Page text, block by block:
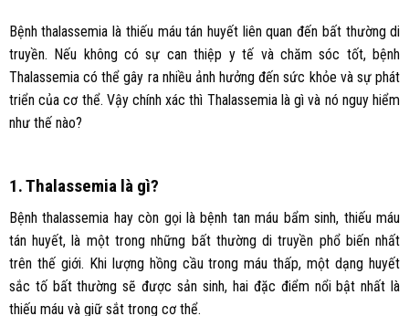
Bệnh thalassemia là thiếu máu tán huyết liên quan đến bất thường di
truyền. Nếu không có sự can thiệp y tế và chăm sóc tốt, bệnh
Thalassemia có thể gây ra nhiều ảnh hưởng đến sức khỏe và sự phát
triển của cơ thể. Vậy chính xác thì Thalassemia là gì và nó nguy hiểm
như thế nào?
1. Thalassemia là gì?
Bệnh thalassemia hay còn gọi là bệnh tan máu bẩm sinh, thiếu máu
tán huyết, là một trong những bất thường di truyền phổ biến nhất
trên thế giới. Khi lượng hồng cầu trong máu thấp, một dạng huyết
sắc tố bất thường sẽ được sản sinh, hai đặc điểm nổi bật nhất là
thiếu máu và giữ sắt trong cơ thể.